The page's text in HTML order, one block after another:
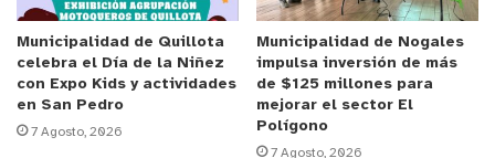
seríanpor conflictos de drogasentre bandas
rivales.
Municipalidad de Quillota
celebra el Día de la Niñez
con Expo Kids y actividades
en San Pedro
7 Agosto, 2026
Municipalidad de Nogales
impulsa inversión de más
de $125 millones para
mejorar el sector El
Polígono
7 Agosto, 2026